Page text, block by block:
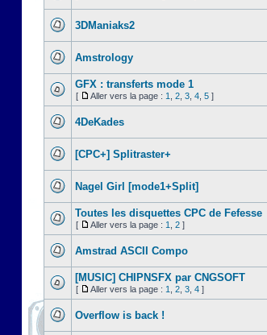
3DManiaks2
Amstrology
GFX : transferts mode 1
[ Aller vers la page : 1 2 3 4 5 ]
4DeKades
[CPC+] Splitraster+
Nagel Girl [mode1+Split]
Toutes les disquettes CPC de Fefesse
[ Aller vers la page : 1 2 ]
Amstrad ASCII Compo
[MUSIC] CHIPNSFX par CNGSOFT
[ Aller vers la page : 1 2 3 4 ]
Overflow is back !